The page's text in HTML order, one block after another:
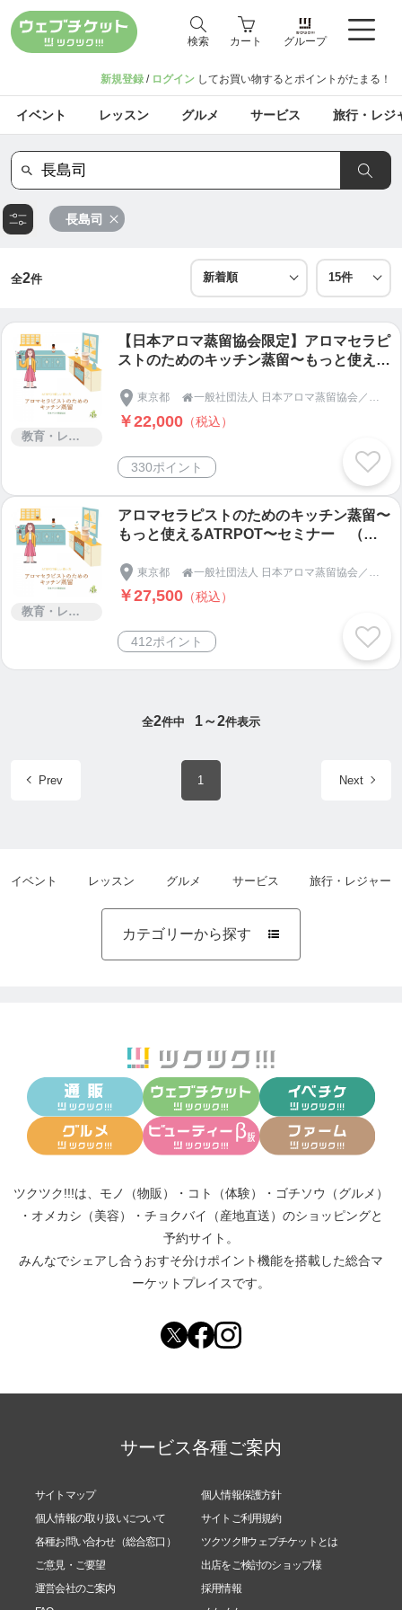
検索 カート グループ
新規登録 / ログイン してお買い物するとポイントがたまる！
イベント レッスン グルメ サービス 旅行・レジ
長島司
全2件
教育・レッスン・講習
【日本アロマ蒸留協会限定】アロマセラピ
ストのためのキッチン蒸留〜もっと使える
東京都  一般社団法人 日本アロマ蒸留協会／オフィシャルショップ
￥22,000 （税込）
330ポイント
教育・レッスン・講習
アロマセラピストのためのキッチン蒸留〜
もっと使えるATRPOT〜セミナー （一
東京都 
￥27,500 （税込）
412ポイント
全2件中 1～2件表示
Prev 1 Next
イベント レッスン グルメ サービス 旅行・レジャー
カテゴリーから探す 
ツクツク!!!は、 モノ（物販） ・ コト（体験） ・ ゴチソウ（グルメ）
・ オメカシ（美容） ・ チョクバイ（産地直送） のショッピングと
予約サイト。
みんなでシェアし合う おすそ分けポイント機能を搭載した総合マ
ーケットプレイスです。
サービス各種ご案内
サイトマップ
個人情報保護方針
個人情報の取り扱いについて
サイトご利用規約
各種お問い合わせ（総合窓口）
ツクツク!!!ウェブチケットとは
ご意見・ご要望
出店をご検討のショップ様
運営会社のご案内
採用情報